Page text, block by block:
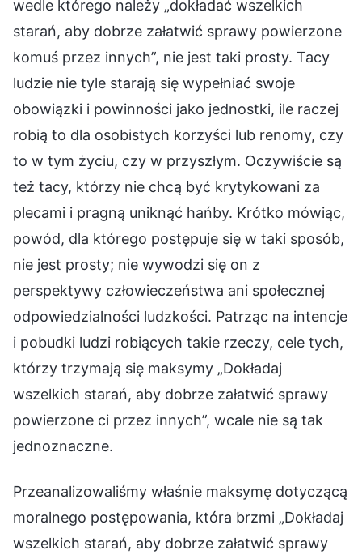
Przeanalizowaliśmy właśnie maksymę dotyczącą
moralnego postępowania, która brzmi „Dokładaj
wszelkich starań, aby dobrze załatwić sprawy